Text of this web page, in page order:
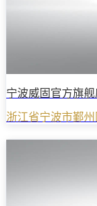
宁波威固官方旗舰
浙江省宁波市鄞州